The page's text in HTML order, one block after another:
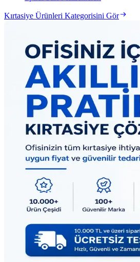
Kırtasiye Ürünleri Kategorisini Gör